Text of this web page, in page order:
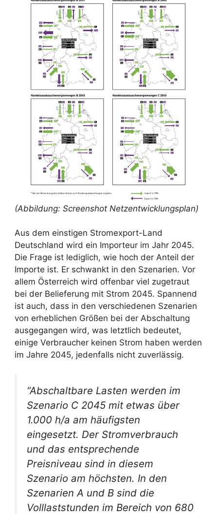
(Abbildung: Screenshot Netzentwicklungsplan)
Aus dem einstigen Stromexport-Land
Deutschland wird ein Importeur im Jahr 2045.
Die Frage ist lediglich, wie hoch der Anteil der
Importe ist. Er schwankt in den Szenarien. Vor
allem Österreich wird offenbar viel zugetraut
bei der Belieferung mit Strom 2045. Spannend
ist auch, dass in den verschiedenen Szenarien
von erheblichen Größen bei der Abschaltung
ausgegangen wird, was letztlich bedeutet,
einige Verbraucher keinen Strom haben werden
im Jahre 2045, jedenfalls nicht zuverlässig.
“Abschaltbare Lasten werden im
Szenario C 2045 mit etwas über
1.000 h/a am häufigsten
eingesetzt. Der Stromverbrauch
und das entsprechende
Preisniveau sind in diesem
Szenario am höchsten. In den
Szenarien A und B sind die
Volllaststunden im Bereich von 680